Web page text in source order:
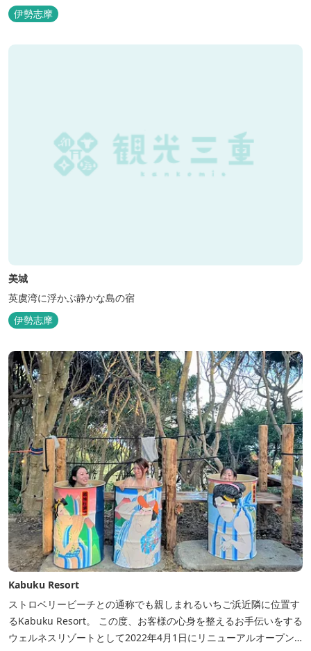
どうぞお楽しみください。 ゆったりと・・のんびりと・・くつろぎ
の時間がここにあります。
伊勢志摩
美城
英虞湾に浮かぶ静かな島の宿
伊勢志摩
Kabuku Resort
ストロベリービーチとの通称でも親しまれるいちご浜近隣に位置す
るKabuku Resort。 この度、お客様の心身を整えるお手伝いをする
ウェルネスリゾートとして2022年4月1日にリニューアルオープン